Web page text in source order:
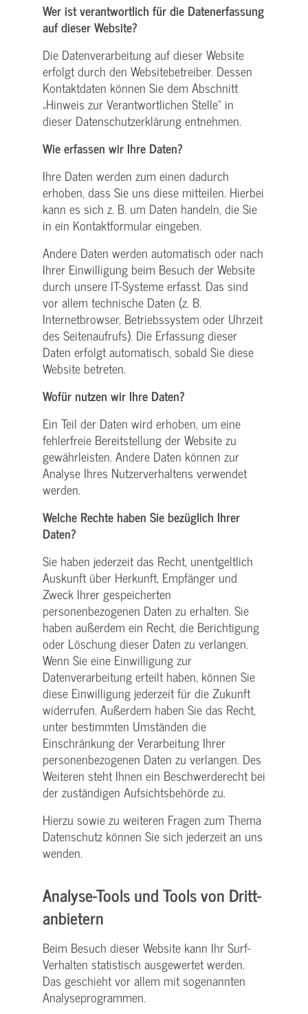
Wer ist verantwortlich für die Datenerfassung
auf dieser Website?
Die Datenverarbeitung auf dieser Website
erfolgt durch den Websitebetreiber. Dessen
Kontaktdaten können Sie dem Abschnitt
„Hinweis zur Verantwortlichen Stelle“ in
dieser Datenschutzerklärung entnehmen.
Wie erfassen wir Ihre Daten?
Ihre Daten werden zum einen dadurch
erhoben, dass Sie uns diese mitteilen. Hierbei
kann es sich z. B. um Daten handeln, die Sie
in ein Kontaktformular eingeben.
Andere Daten werden automatisch oder nach
Ihrer Einwilligung beim Besuch der Website
durch unsere IT-Systeme erfasst. Das sind
vor allem technische Daten (z. B.
Internetbrowser, Betriebssystem oder Uhrzeit
des Seitenaufrufs). Die Erfassung dieser
Daten erfolgt automatisch, sobald Sie diese
Website betreten.
Wofür nutzen wir Ihre Daten?
Ein Teil der Daten wird erhoben, um eine
fehlerfreie Bereitstellung der Website zu
gewährleisten. Andere Daten können zur
Analyse Ihres Nutzerverhaltens verwendet
werden.
Welche Rechte haben Sie bezüglich Ihrer
Daten?
Sie haben jederzeit das Recht, unentgeltlich
Auskunft über Herkunft, Empfänger und
Zweck Ihrer gespeicherten
personenbezogenen Daten zu erhalten. Sie
haben außerdem ein Recht, die Berichtigung
oder Löschung dieser Daten zu verlangen.
Wenn Sie eine Einwilligung zur
Datenverarbeitung erteilt haben, können Sie
diese Einwilligung jederzeit für die Zukunft
widerrufen. Außerdem haben Sie das Recht,
unter bestimmten Umständen die
Einschränkung der Verarbeitung Ihrer
personenbezogenen Daten zu verlangen. Des
Weiteren steht Ihnen ein Beschwerderecht bei
der zuständigen Aufsichtsbehörde zu.
Hierzu sowie zu weiteren Fragen zum Thema
Datenschutz können Sie sich jederzeit an uns
wenden.
Analyse-Tools und Tools von Dritt­
anbietern
Beim Besuch dieser Website kann Ihr Surf-
Verhalten statistisch ausgewertet werden.
Das geschieht vor allem mit sogenannten
Analyseprogrammen.